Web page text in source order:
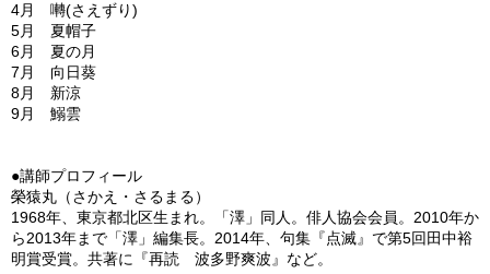
4月 囀(さえずり)
5月 夏帽子
6月 夏の月
7月 向日葵
8月 新涼
9月 鰯雲
●講師プロフィール
榮猿丸（さかえ・さるまる）
1968年、東京都北区生まれ。「澤」同人。俳人協会会員。2010年か
ら2013年まで「澤」編集長。2014年、句集『点滅』で第5回田中裕
明賞受賞。共著に『再読 波多野爽波』など。